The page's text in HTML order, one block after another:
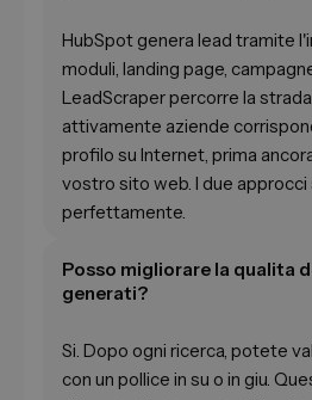
HubSpot genera lead tramite
moduli, landing page,
LeadScraper percorre la
attivamente aziende
profilo su Internet, prima
vostro sito web. I due
perfettamente.
Posso migliorare la qualita
generati?
Si. Dopo ogni ricerca, potete
con un pollice in su o in giu.